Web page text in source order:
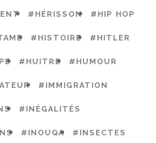
#HÉRISSON #HIP HOP
#HISTOIRE #HITLER
#HUITRE #HUMOUR
#IMMIGRATION
#INÉGALITÉS
#INOUQA #INSECTES